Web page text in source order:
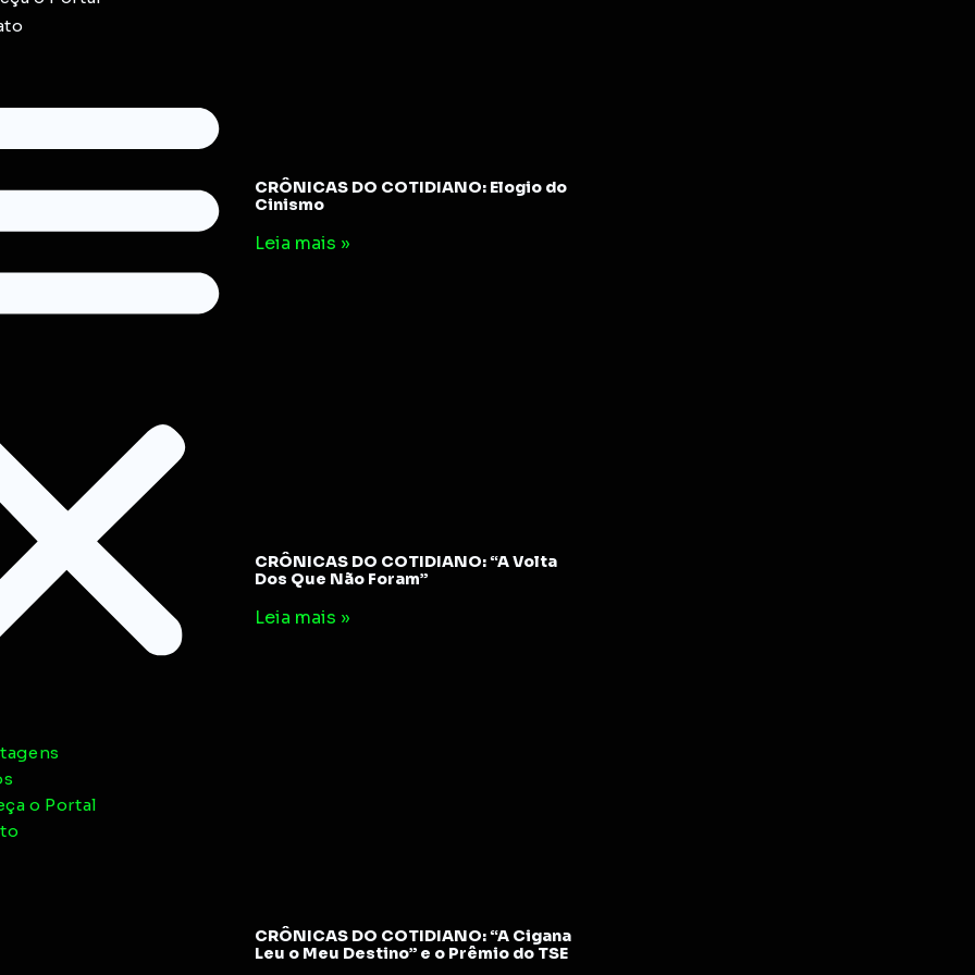
o Portal
CRÔNICAS DO COTIDIANO: Elogio do
Cinismo
Leia mais »
CRÔNICAS DO COTIDIANO: “A Volta
Dos Que Não Foram”
Leia mais »
CRÔNICAS DO COTIDIANO: “A Cigana
Leu o Meu Destino” e o Prêmio do TSE